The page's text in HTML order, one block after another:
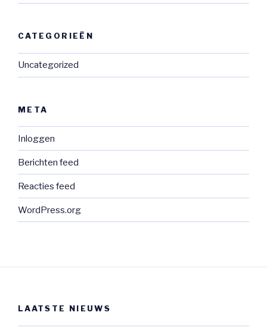
CATEGORIEËN
Uncategorized
META
Inloggen
Berichten feed
Reacties feed
WordPress.org
LAATSTE NIEUWS